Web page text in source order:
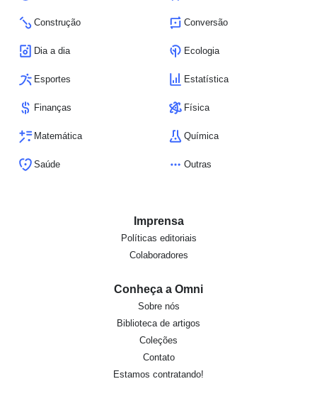
Construção Conversão
Dia a dia Ecologia
Esportes Estatística
Finanças Física
Matemática Química
Saúde Outras
Imprensa
Políticas editoriais
Colaboradores
Conheça a Omni
Sobre nós
Biblioteca de artigos
Coleções
Contato
Estamos contratando!